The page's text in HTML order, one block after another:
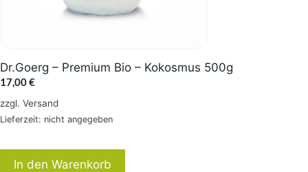
Dr.Goerg – Premium Bio – Kokosmus 500g
17,00€
zzgl. Versand
Lieferzeit: nicht angegeben
In den Warenkorb